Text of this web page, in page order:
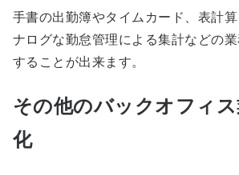
手書の出勤簿やタイムカード、表計
ナログな勤怠管理による集計などの
することが出来ます。
その他のバックオフィ
化